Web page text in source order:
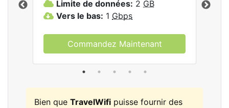
Limite de données: 2 GB
Vers le bas: 1 Gbps
Commandez Maintenant
Bien que TravelWifi puisse fournir des